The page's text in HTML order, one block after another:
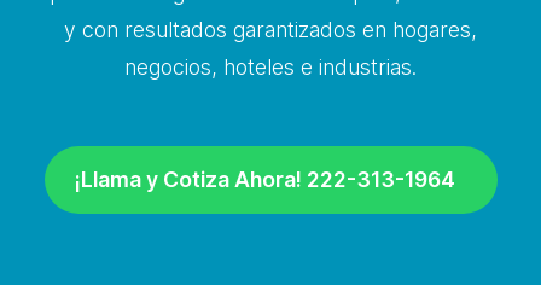
y con resultados garantizados en hogares,
negocios, hoteles e industrias.
¡Llama y Cotiza Ahora! 222-313-1964